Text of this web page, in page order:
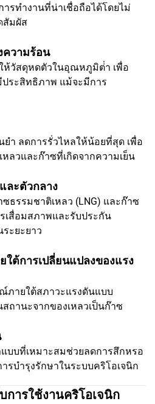
รทํางานที่น่าเชื่อถือได้โดยไม่
สัมผัส
ความร้อน
วัสดุหดตัวในอุณหภูมิต่ํา เพื่อ
ระสิทธิภาพ แม้จะมีการ
า ลดการรั่วไหลให้น้อยที่สุด เพื่อ
ลวและก๊าซที่เกิดจากความเย็น
ละตัวกลาง
ธรรมชาติเหลว (LNG) และก๊าซ
เสื่อมสภาพและรับประกัน
ะยะยาว
ต้การเปลี่ยนแปลงของแรง
ภายใต้สภาวะแรงดันแบบ
ถานะจากของเหลวเป็นก๊าซ
บบที่เหมาะสมช่วยลดการสึกหรอ
รบำรุงรักษาในระบบคริโอเจนิก
การใช้งานคริโอเจนิก